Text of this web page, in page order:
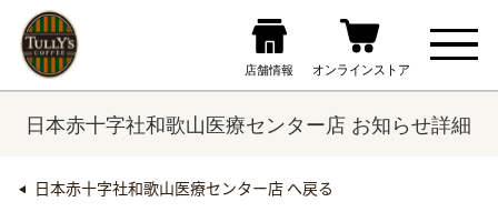
日本赤十字社和歌山医療センター店 お知らせ詳細
日本赤十字社和歌山医療センター店 へ戻る